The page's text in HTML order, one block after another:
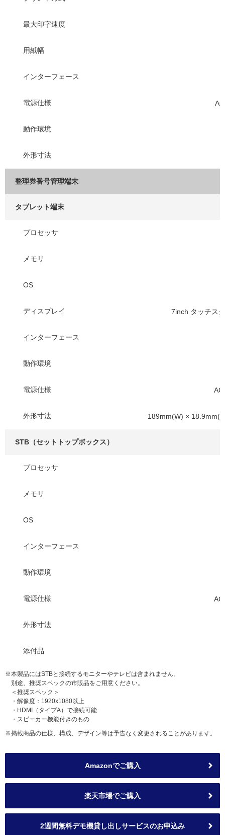
最大印字速度
用紙幅
インターフェース
電源仕様
動作環境
外形寸法
整理券番号管理端末
タブレット端末
プロセッサ
メモリ
OS
ディスプレイ 7inch タッチス
インターフェース
動作環境
電源仕様
外形寸法 189mm(W) ×
STB（セットトップボックス）
プロセッサ
メモリ
OS
インターフェース
動作環境
電源仕様
外形寸法
添付品
※本製品にはSTBと接続するモニターやテレビは含まれません。
別途、推奨スペックの市販品をご用意ください。
＜推奨スペック＞
・解像度：1920x1080以上
・HDMI（タイプA）で接続可能
・スピーカー機能付きのもの
※掲載商品の仕様、構成、デザイン等は予告なく変更されることがあります。
Amazonでご購入
楽天市場でご購入
2週間無料デモ機貸し出しサービスのお申込み